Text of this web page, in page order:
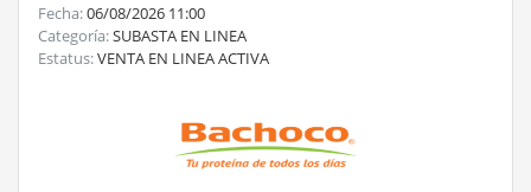
Fecha:06/08/2026 11:00
Categoría:SUBASTA EN LINEA
Estatus:VENTA EN LINEA ACTIVA